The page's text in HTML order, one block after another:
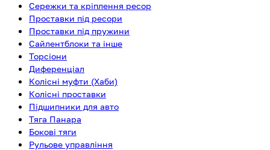
Сережки та кріплення ресор
Проставки під ресори
Проставки під пружини
Сайлентблоки та інше
Торсіони
Диференціал
Колісні муфти (Хаби)
Колісні проставки
Підшипники для авто
Тяга Панара
Бокові тяги
Рульове управління